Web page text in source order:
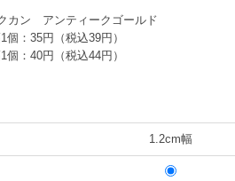
カン アンティークゴールド
個：35円（税込39円）
個：40円（税込44円）
1.2cm幅